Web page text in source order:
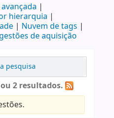
hierarquia
Nuvem de tags
de aquisição
pesquisa
2 resultados.